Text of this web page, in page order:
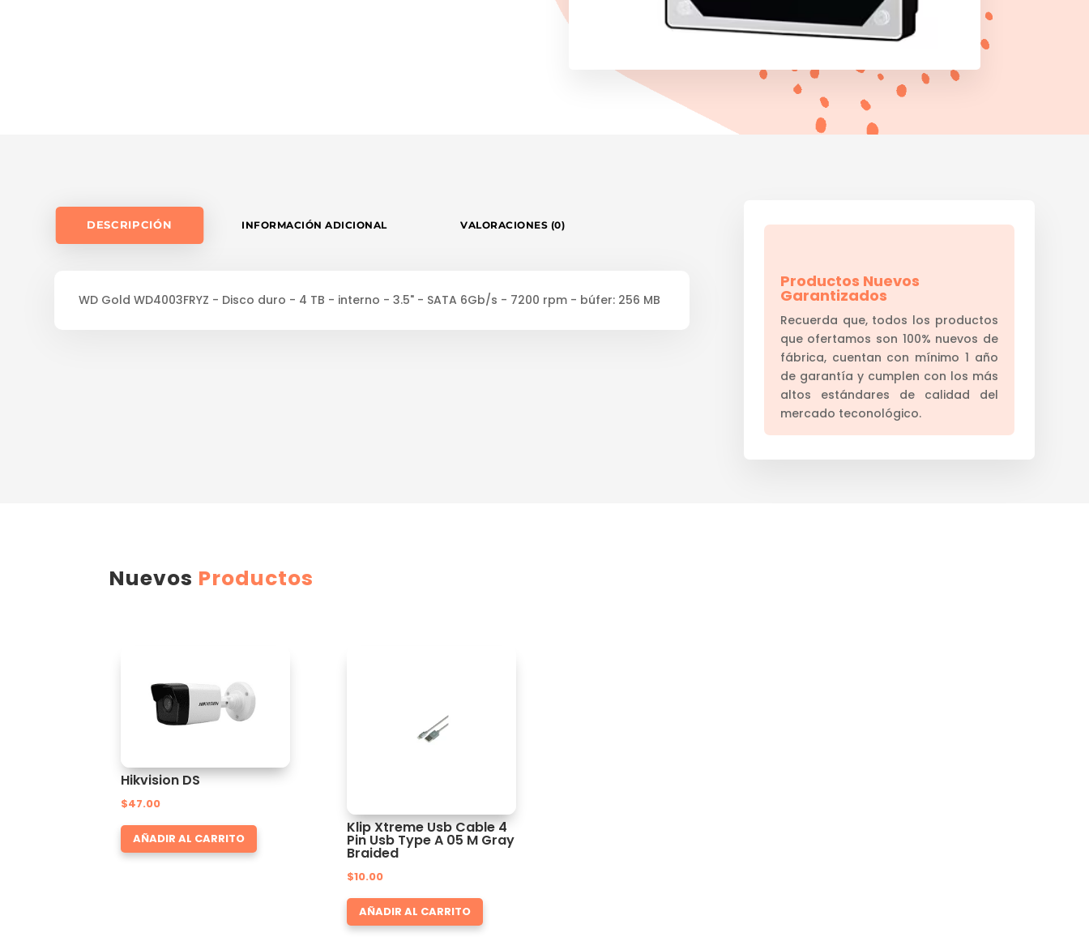
DESCRIPCIÓN INFORMACIÓN ADICIONAL VALORACIONES (0)
WD Gold WD4003FRYZ - Disco duro - 4 TB - interno - 3.5" - SATA 6Gb/s - 7200 rpm - búfer: 256 MB
Productos Nuevos
Garantizados
Recuerda que, todos los productos
que ofertamos son 100% nuevos de
fábrica, cuentan con mínimo 1 año
de garantía y cumplen con los más
altos estándares de calidad del
mercado teconológico.
Nuevos Productos
Hikvision DS
$47.00
AÑADIR AL CARRITO
Klip Xtreme Usb Cable 4
Pin Usb Type A 05 M Gray
Braided
$10.00
AÑADIR AL CARRITO